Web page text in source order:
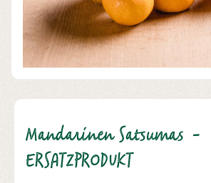
Mandarinen Satsumas -
ERSATZPRODUKT